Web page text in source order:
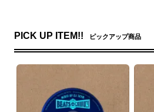
PICK UP ITEM!! ピックアップ商品